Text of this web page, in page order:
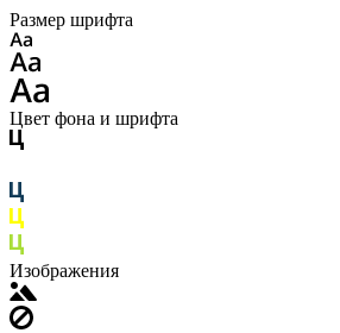
Размер шрифта
Цвет фона и шрифта
Изображения